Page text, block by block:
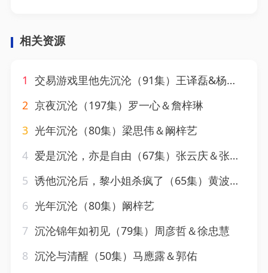
相关资源
1 交易游戏里他先沉沦（91集）王译磊&杨殊予
2 京夜沉沦（197集）罗一心＆詹梓琳
3 光年沉沦（80集）梁思伟＆阚梓艺
4 爱是沉沦，亦是自由（67集）张云庆＆张紫淋
5 诱他沉沦后，黎小姐杀疯了（65集）黄波&蔺瑞雪
6 光年沉沦（80集）阚梓艺
7 沉沦锦年如初见（79集）周彦哲＆徐忠慧
8 沉沦与清醒（50集）马應露＆郭佑